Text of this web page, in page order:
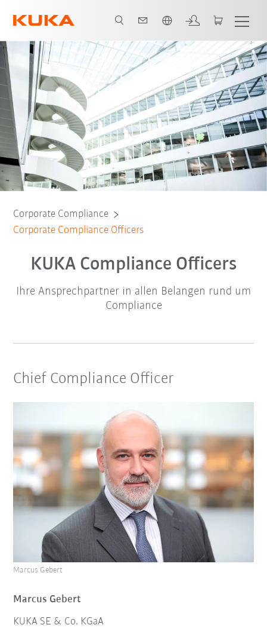
Corporate Compliance
Corporate Compliance Officers
KUKA Compliance Officers
Ihre Ansprechpartner in allen Belangen rund um
Compliance
Chief Compliance Officer
Marcus Gebert
KUKA SE & Co. KGaA
Marcus Gebert